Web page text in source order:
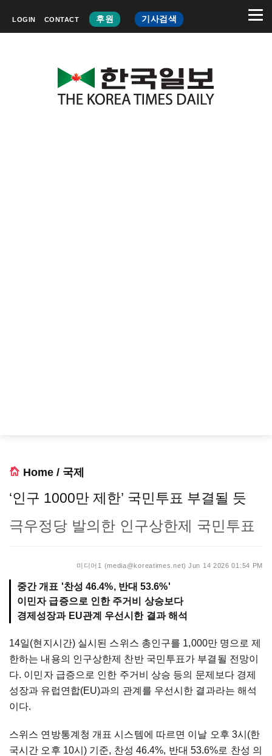
LOGIN CONTACT 후원 기사검색
Home / 국제
‘인구 1000만 제한’ 국민투표 부결될 듯
극우정당 발의한 인구상한제 국민투표
미디어1 (media@koreatimes.net) Jun 14 2026 01:54 PM
중간 개표 '찬성 46.4%, 반대 53.6%'
이민자 급증으로 인한 주거비 상승보다
경제성장과 EU관계 우선시한 결과 해석
14일(현지시간) 실시된 스위스 총인구를 1,000만 명으로 제
한하는 내용의 인구상한제 찬반 국민투표가 부결될 전망이
다. 이민자 급증으로 인한 주거비 상승 등의 문제보다 경제
성장과 유럽연합(EU)과의 관계를 우선시한 결과라는 해석
이다.
스위스 연방통계청 개표 시스템에 따르면 이날 오후 3시(한
국시간 오후 10시) 기준, 찬성 46.4%, 반대 53.6%로 찬성 의